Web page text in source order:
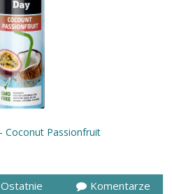
Coconut Passionfruit
Ostatnie Komentarze